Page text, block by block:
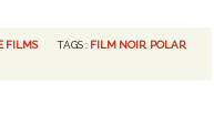
FILMS TAGS : FILM NOIR, POLAR,